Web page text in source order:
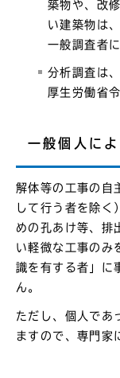
築物や、改
い建築物は
一般調査者
分析調査は
厚生労働省
一般個人に
解体等の工事の自
して行う者を除く
めの孔あけ等、排
い軽微な工事のみ
識を有する者」に
ん。
ただし、個人であ
ますので、専門家